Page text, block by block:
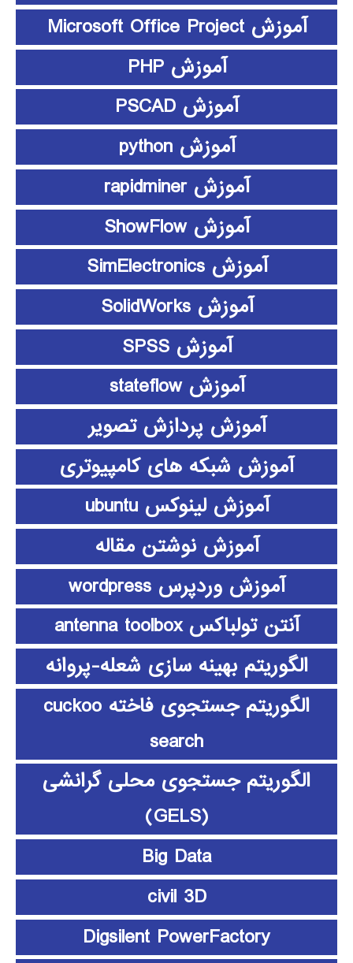
آموزش Microsoft Office Project
آموزش PHP
آموزش PSCAD
آموزش python
آموزش rapidminer
آموزش ShowFlow
آموزش SimElectronics
آموزش SolidWorks
آموزش SPSS
آموزش stateflow
آموزش پردازش تصویر
آموزش شبکه های کامپیوتری
آموزش لینوکس ubuntu
آموزش نوشتن مقاله
آموزش وردپرس wordpress
آنتن تولباکس antenna toolbox
الگوریتم بهینه سازی شعله-پروانه
الگوریتم جستجوی فاخته cuckoo
search
الگوریتم جستجوی محلی گرانشی
(GELS)
Big Data
civil 3D
Digsilent PowerFactory